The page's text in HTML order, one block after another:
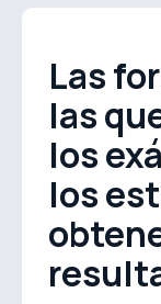
Las
las
los
los